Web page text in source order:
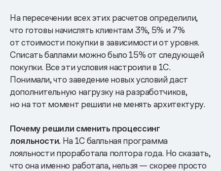
На пересечении всех этих расчетов определили,
что готовы начислять клиентам 3%, 5% и 7%
от стоимости покупки в зависимости от уровня.
Списать баллами можно было 15% от следующей
покупки. Все эти условия настроили в 1С.
Понимали, что заведение новых условий даст
дополнительную нагрузку на разработчиков,
но на тот момент решили не менять архитектуру.
Почему решили сменить процессинг
лояльности. На 1С балльная программа
лояльности проработала полтора года. Но сказать,
что она именно работала, нельзя — скорее просто